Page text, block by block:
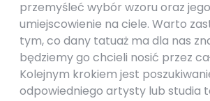
przemyśleć wybór wzoru oraz jego
umiejscowienie na ciele. Warto
tym, co dany tatuaż ma dla nas
będziemy go chcieli nosić przez
Kolejnym krokiem jest
odpowiedniego artysty lub studia